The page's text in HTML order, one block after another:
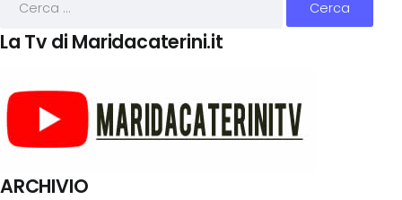
La Tv di Maridacaterini.it
ARCHIVIO